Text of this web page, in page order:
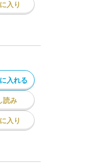
入り
入れる
読み
入り